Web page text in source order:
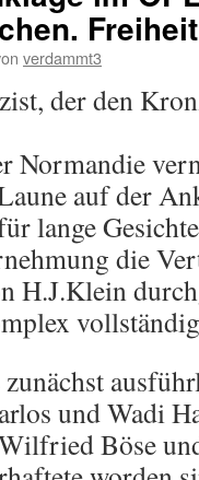
verdammt3
der den
Normandie
auf der
lange
die
H.J.Klein
und Wadi
Böse